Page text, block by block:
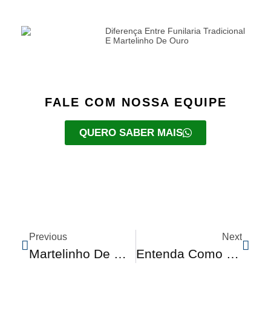
Diferença Entre Funilaria Tradicional
E Martelinho De Ouro
FALE COM NOSSA EQUIPE
QUERO SABER MAIS
Previous
Martelinho De Ouro, Essa Técnica Realmente Funciona?
Next
Entenda Como Os Sensores Para Carros Funcionam Na Prática